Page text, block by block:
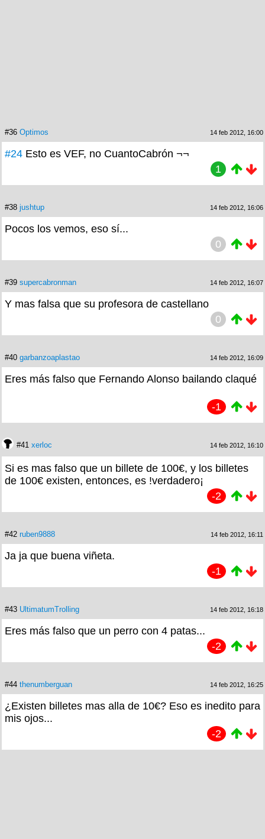
#36 Optimos 14 feb 2012, 16:00
#24 Esto es VEF, no CuantoCabrón ¬¬
1
#38 jushtup 14 feb 2012, 16:06
Pocos los vemos, eso sí...
0
#39 supercabronman 14 feb 2012, 16:07
Y mas falsa que su profesora de castellano
0
#40 garbanzoaplastao 14 feb 2012, 16:09
Eres más falso que Fernando Alonso bailando claqué
-1
#41 xerloc 14 feb 2012, 16:10
Si es mas falso que un billete de 100€, y los billetes
de 100€ existen, entonces, es !verdadero¡
-2
#42 ruben9888 14 feb 2012, 16:11
Ja ja que buena viñeta.
-1
#43 UltimatumTrolling 14 feb 2012, 16:18
Eres más falso que un perro con 4 patas...
-2
#44 thenumberguan 14 feb 2012, 16:25
¿Existen billetes mas alla de 10€? Eso es inedito para
mis ojos...
-2